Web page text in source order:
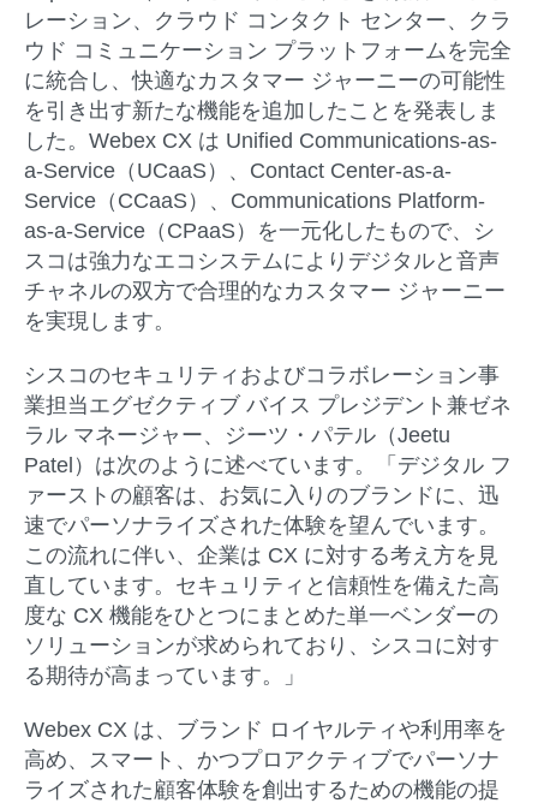
レーション、クラウド コンタクト センター、クラ
ウド コミュニケーション プラットフォームを完全
に統合し、快適なカスタマー ジャーニーの可能性
を引き出す新たな機能を追加したことを発表しま
した。Webex CX は Unified Communications-as-
a-Service（UCaaS）、Contact Center-as-a-
Service（CCaaS）、Communications Platform-
as-a-Service（CPaaS）を一元化したもので、シ
スコは強力なエコシステムによりデジタルと音声
チャネルの双方で合理的なカスタマー ジャーニー
を実現します。
シスコのセキュリティおよびコラボレーション事
業担当エグゼクティブ バイス プレジデント兼ゼネ
ラル マネージャー、ジーツ・パテル（Jeetu
Patel）は次のように述べています。「デジタル フ
ァーストの顧客は、お気に入りのブランドに、迅
速でパーソナライズされた体験を望んでいます。
この流れに伴い、企業は CX に対する考え方を見
直しています。セキュリティと信頼性を備えた高
度な CX 機能をひとつにまとめた単一ベンダーの
ソリューションが求められており、シスコに対す
る期待が高まっています。」
Webex CX は、ブランド ロイヤルティや利用率を
高め、スマート、かつプロアクティブでパーソナ
ライズされた顧客体験を創出するための機能の提